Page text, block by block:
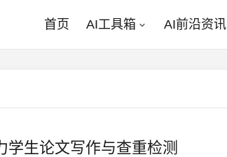
首页 AI工具箱 AI前沿资讯
学生论文写作与查重检测